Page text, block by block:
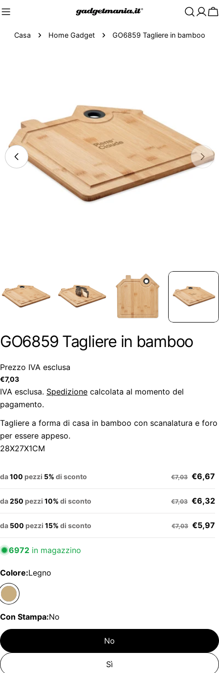
Casa Home Gadget GO6859 Tagliere in bamboo
GO6859 Tagliere in bamboo
Prezzo IVA esclusa
Prezzo
regolare
€7,03
IVA esclusa. Spedizione calcolata al momento del
pagamento.
Tagliere a forma di casa in bamboo con scanalatura e foro
per essere appeso.
28X27X1CM
da100 pezzi 5% di sconto €7,03 €6,67
da250 pezzi 10% di sconto €7,03 €6,32
da 500 pezzi 15% di sconto €7,03 €5,97
6972 in magazzino
Colore:Legno
Con Stampa:No
No
Sì